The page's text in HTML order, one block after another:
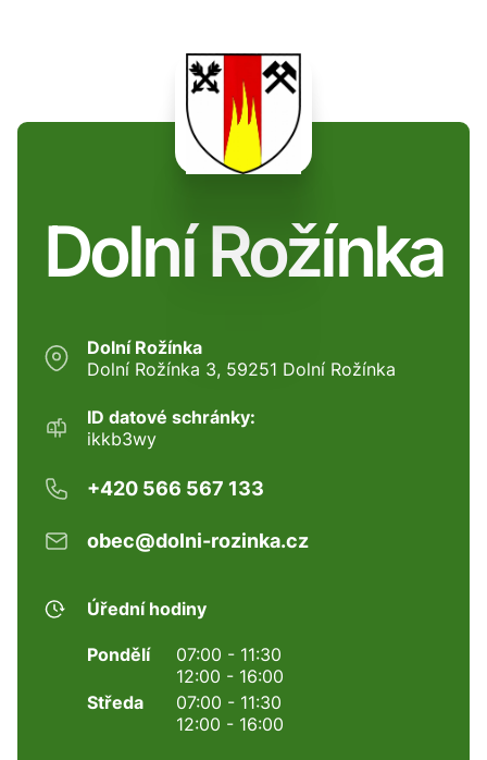
Dolní Rožínka
Dolní Rožínka
Dolní Rožínka 3, 59251 Dolní Rožínka
ID datové schránky:
ikkb3wy
+420 566 567 133
obec@dolni-rozinka.cz
Úřední hodiny
Pondělí
07:00 - 11:30
12:00 - 16:00
Středa
07:00 - 11:30
12:00 - 16:00